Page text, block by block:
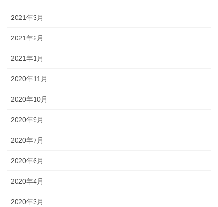
2021年3月
2021年2月
2021年1月
2020年11月
2020年10月
2020年9月
2020年7月
2020年6月
2020年4月
2020年3月